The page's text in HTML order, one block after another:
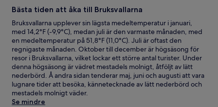
Bästa tiden att åka till Bruksvallarna
Bruksvallarna upplever sin lägsta medeltemperatur i januari,
med 14,2°F (-9,9°C), medan juli är den varmaste månaden, med
en medeltemperatur på 51,8°F (11,0°C). Juli är oftast den
regnigaste månaden. Oktober till december är högsäsong för
resor i Bruksvallarna, vilket lockar ett större antal turister. Under
denna högsäsong är vädret mestadels molnigt, åtföljt av lätt
nederbörd. Å andra sidan tenderar maj, juni och augusti att vara
lugnare tider att besöka, kännetecknade av lätt nederbörd och
mestadels molnigt väder.
Se mindre